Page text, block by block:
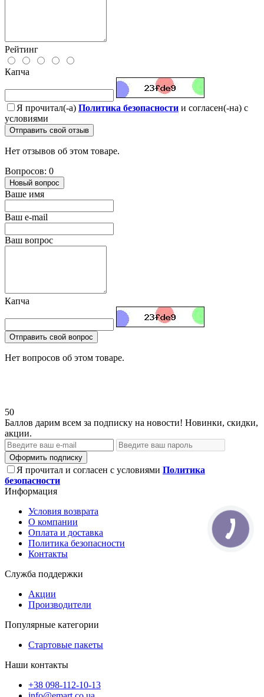
Рейтинг
Капча
Я прочитал(-а) Политика безопасности и согласен(-на) с
условиями
Отправить свой отзыв
Нет отзывов об этом товаре.
Вопросов: 0
Новый вопрос
Ваше имя
Ваш e-mail
Ваш вопрос
Капча
Отправить свой вопрос
Нет вопросов об этом товаре.
50
Баллов дарим всем за подписку на новости! Новинки, скидки,
акции.
Оформить подписку
Я прочитал и согласен с условиями Политика
безопасности
Информация
Условия возврата
О компании
Оплата и доставка
Политика безопасности
Контакты
Служба поддержки
Акции
Производители
Популярные категории
Стартовые пакеты
Наши контакты
+38 098-112-10-13